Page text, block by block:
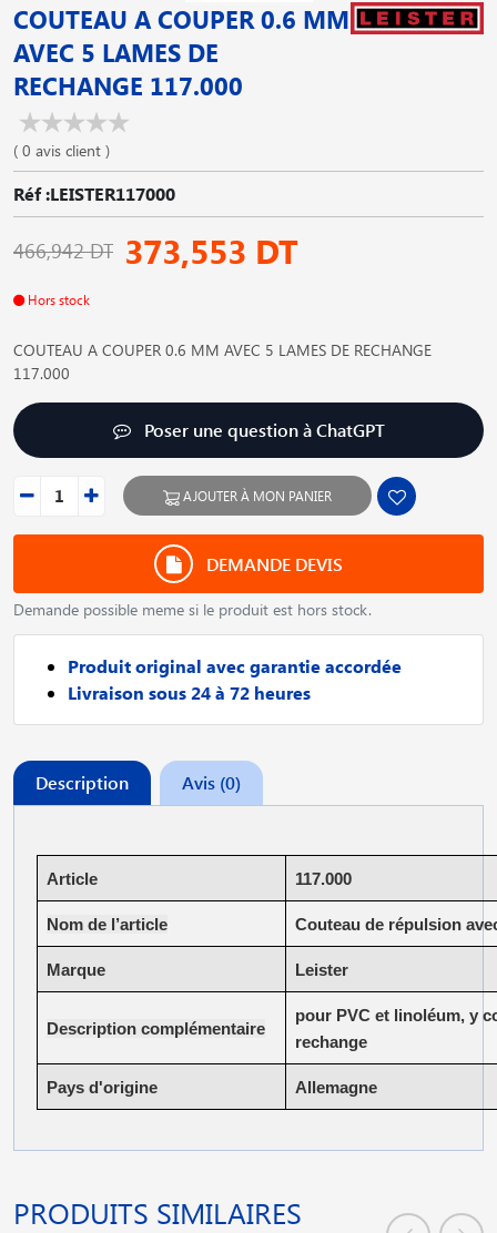
COUTEAU A COUPER 0.6 MM
AVEC 5 LAMES DE
RECHANGE 117.000
( 0 avis client )
Réf :LEISTER117000
466,942 DT 373,553 DT
Hors stock
COUTEAU A COUPER 0.6 MM AVEC 5 LAMES DE RECHANGE
117.000
Poser une question à ChatGPT
AJOUTER À MON PANIER
DEMANDE DEVIS
Demande possible meme si le produit est hors stock.
Produit original avec garantie accordée
Livraison sous 24 à 72 heures
Description Avis (0)
Article 117.000
Nom de l’article Couteau de répulsion
Marque Leister
Description complémentaire
pour PVC et linoléum, y
rechange
Pays d'origine Allemagne
PRODUITS SIMILAIRES